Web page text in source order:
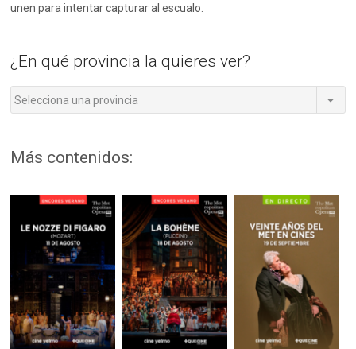
unen para intentar capturar al escualo.
¿En qué provincia la quieres ver?
Selecciona una provincia
Más contenidos: